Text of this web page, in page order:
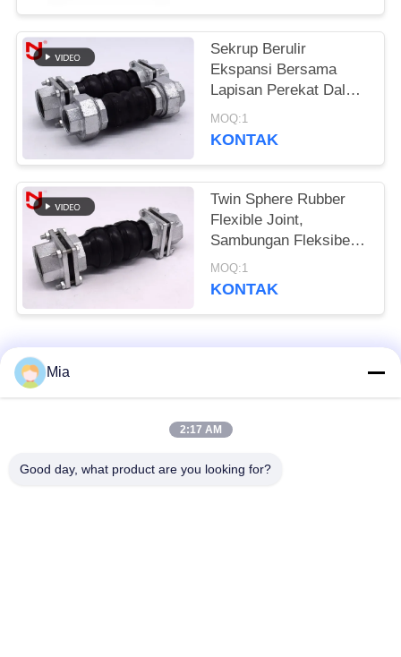
Sekrup Berulir
Ekspansi Bersama
Lapisan Perekat Dalam
Bahan NBR Seamless
MOQ:1
KONTAK
Twin Sphere Rubber
Flexible Joint,
Sambungan Fleksibel
Bellow Expansion Joint
Female
MOQ:1
KONTAK
Bad Request
Sambungan Ekspansi
Mia
2:17 AM
Good day, what product are you looking for?